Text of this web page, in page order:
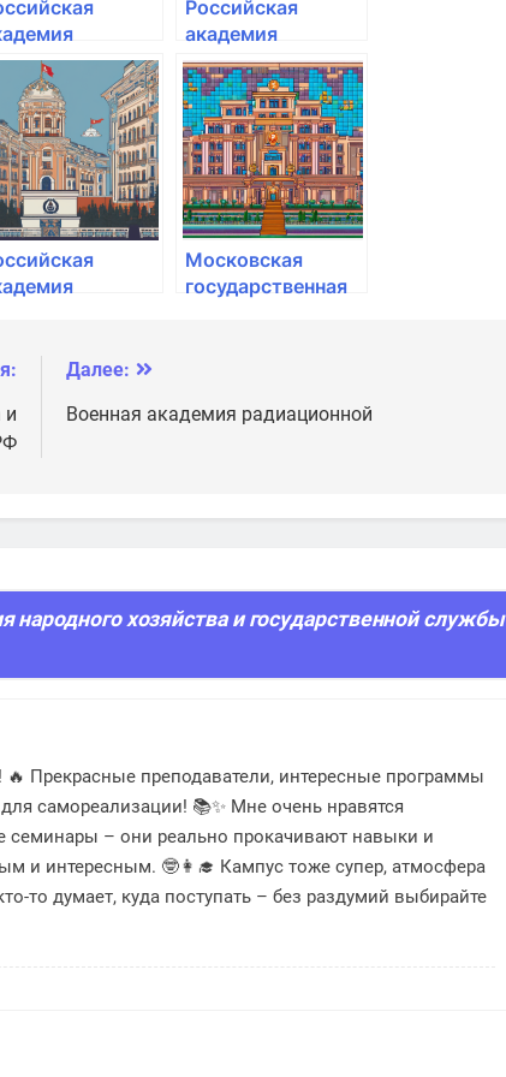
и
при
РФ
Российская
академия
народного
хозяйства и
государственной
службы при
Президенте РФ
РФ
Московская
государственная
и
Далее:
Военная академия радиационной
народного хозяйства и государственной службы
Прекрасные преподаватели, интересные программы
самореализации! 📚✨ Мне очень нравятся
семинары – они реально прокачивают навыки и
и интересным. 🤓👩‍🎓 Кампус тоже супер, атмосфера
то думает, куда поступать – без раздумий выбирайте